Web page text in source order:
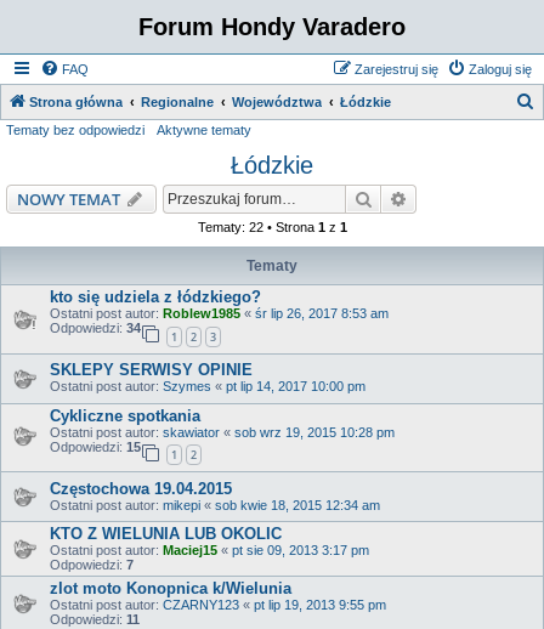
Forum Hondy Varadero
FAQ Zaloguj się
Zarejestruj się
Strona główna Regionalne Województwa Łódzkie
j
Tematy bez odpowiedzi Aktywne tematy
Łódzkie
NOWY TEMAT Szukaj
Tematy: 22 • Strona 1z 1
Tematy
kto się udziela z łódzkiego?
Ostatni post autor: Roblew1985 « śr lip 26, 2017 8:53 am
Odpowiedzi: 34
1 2 3
SKLEPY SERWISY OPINIE
Ostatni post autor: Szymes « pt lip 14, 2017 10:00 pm
Cykliczne spotkania
Ostatni post autor: skawiator « sob wrz 19, 2015 10:28 pm
Odpowiedzi: 15
1 2
Częstochowa 19.04.2015
Ostatni post autor: mikepi « sob kwie 18, 2015 12:34 am
KTO Z WIELUNIA LUB OKOLIC
Ostatni post autor: Maciej15 « pt sie 09, 2013 3:17 pm
Odpowiedzi: 7
zlot moto Konopnica k/Wielunia
Ostatni post autor: CZARNY123 « pt lip 19, 2013 9:55 pm
Odpowiedzi: 11